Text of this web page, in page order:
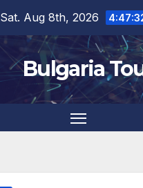
Sat. Aug 8th, 2026
Bulgaria